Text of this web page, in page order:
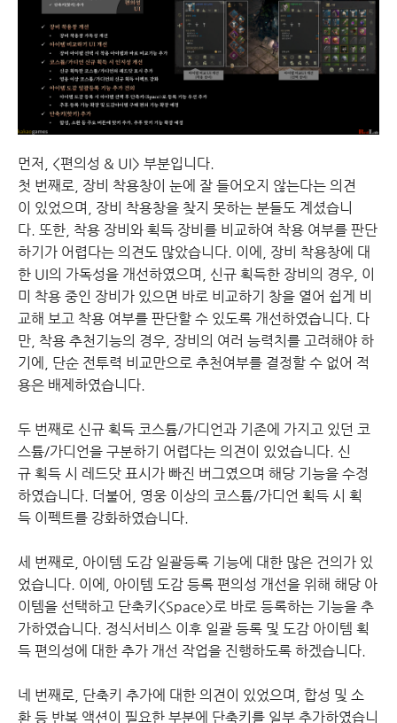
먼저, <편의성 & UI> 부분입니다.
첫 번째로, 장비 착용창이 눈에 잘 들어오지 않는다는 의견
이 있었으며, 장비 착용창을 찾지 못하는 분들도 계셨습니
다. 또한, 착용 장비와 획득 장비를 비교하여 착용 여부를 판단
하기가 어렵다는 의견도 많았습니다. 이에, 장비 착용창에 대
한 UI의 가독성을 개선하였으며, 신규 획득한 장비의 경우, 이
미 착용 중인 장비가 있으면 바로 비교하기 창을 열어 쉽게 비
교해 보고 착용 여부를 판단할 수 있도록 개선하였습니다. 다
만, 착용 추천기능의 경우, 장비의 여러 능력치를 고려해야 하
기에, 단순 전투력 비교만으로 추천여부를 결정할 수 없어 적
용은 배제하였습니다.
두 번째로 신규 획득 코스튬/가디언과 기존에 가지고 있던 코
스튬/가디언을 구분하기 어렵다는 의견이 있었습니다. 신
규 획득 시 레드닷 표시가 빠진 버그였으며 해당 기능을 수정
하였습니다. 더불어, 영웅 이상의 코스튬/가디언 획득 시 획
득 이펙트를 강화하였습니다.
세 번째로, 아이템 도감 일괄등록 기능에 대한 많은 건의가 있
었습니다. 이에, 아이템 도감 등록 편의성 개선을 위해 해당 아
이템을 선택하고 단축키<Space>로 바로 등록하는 기능을 추
가하였습니다. 정식서비스 이후 일괄 등록 및 도감 아이템 획
득 편의성에 대한 추가 개선 작업을 진행하도록 하겠습니다.
네 번째로, 단축키 추가에 대한 의견이 있었으며, 합성 및 소
환 등 반복 액션이 필요한 부분에 단축키를 일부 추가하였습니